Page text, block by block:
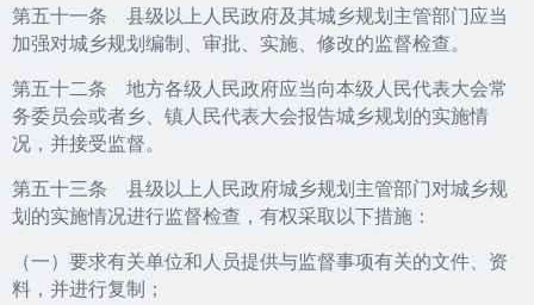
第五十一条 县级以上人民政府及其城乡规划主管部门应当
加强对城乡规划编制、审批、实施、修改的监督检查。
第五十二条 地方各级人民政府应当向本级人民代表大会常
务委员会或者乡、镇人民代表大会报告城乡规划的实施情
况，并接受监督。
第五十三条 县级以上人民政府城乡规划主管部门对城乡规
划的实施情况进行监督检查，有权采取以下措施：
（一）要求有关单位和人员提供与监督事项有关的文件、资
料，并进行复制；